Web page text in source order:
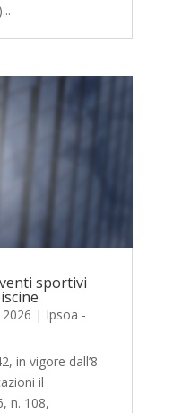
sportivi
| Ipsoa -
in vigore dall’8
il
n. 108,